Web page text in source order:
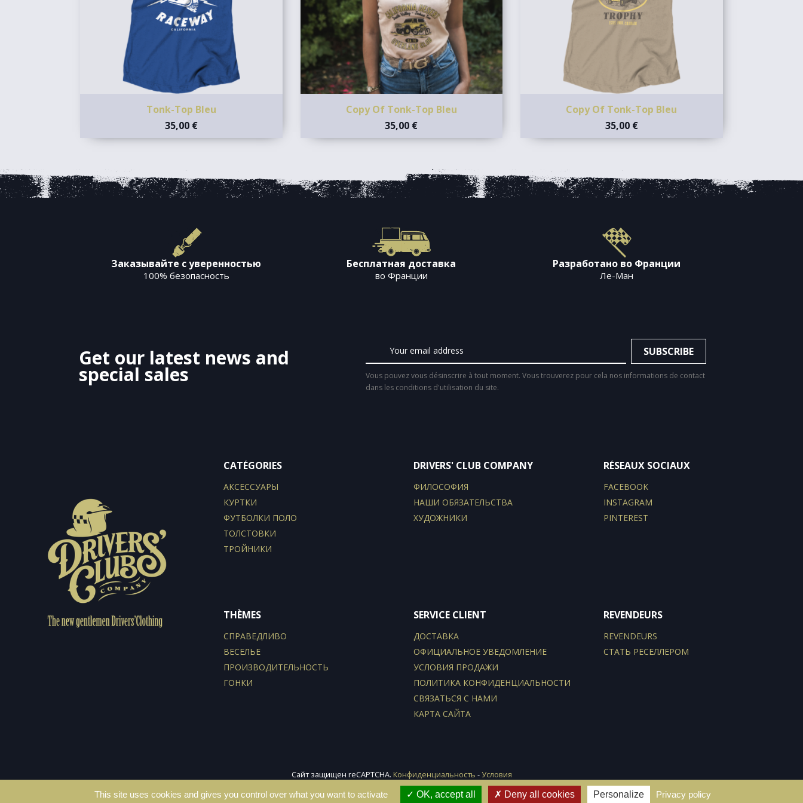
Tonk-Top Bleu
35,00 €
Copy Of Tonk-Top Bleu
35,00 €
Copy Of Tonk-Top Bleu
35,00 €
Заказывайте с уверенностью
100% безопасность
Бесплатная доставка
во Франции
Разработано во Франции
Ле-Ман
Get our latest news and
special sales
Vous pouvez vous désinscrire à tout moment. Vous trouverez pour cela nos informations de contact
dans les conditions d'utilisation du site.
CATÉGORIES
АКСЕССУАРЫ
КУРТКИ
ФУТБОЛКИ ПОЛО
ТОЛСТОВКИ
ТРОЙНИКИ
DRIVERS' CLUB COMPANY
ФИЛОСОФИЯ
НАШИ ОБЯЗАТЕЛЬСТВА
ХУДОЖНИКИ
RÉSEAUX SOCIAUX
FACEBOOK
INSTAGRAM
PINTEREST
THÈMES
СПРАВЕДЛИВО
ВЕСЕЛЬЕ
ПРОИЗВОДИТЕЛЬНОСТЬ
ГОНКИ
SERVICE CLIENT
ДОСТАВКА
ОФИЦИАЛЬНОЕ УВЕДОМЛЕНИЕ
УСЛОВИЯ ПРОДАЖИ
ПОЛИТИКА КОНФИДЕНЦИАЛЬНОСТИ
СВЯЗАТЬСЯ С НАМИ
КАРТА САЙТА
REVENDEURS
REVENDEURS
СТАТЬ РЕСЕЛЛЕРОМ
Сайт защищен reCAPTCHA. Конфиденциальность -Условия
© 2026 - e-declic
This site uses cookies and gives you control over what you want to activate OK, accept all Deny all cookies Personalize Privacy policy